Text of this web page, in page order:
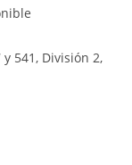
y 541, División 2,